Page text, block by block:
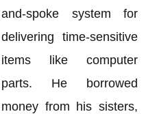
and-spoke system for
delivering time-sensitive
items like computer
parts. He borrowed
money from his sisters,